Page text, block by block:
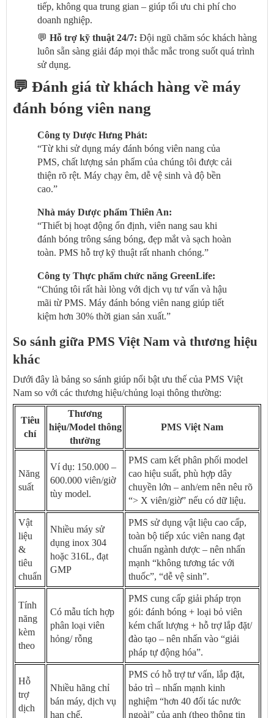
tiếp, không qua trung gian – giúp tối ưu chi phí cho
doanh nghiệp.
💬 Hỗ trợ kỹ thuật 24/7: Đội ngũ chăm sóc khách hàng
luôn sẵn sàng giải đáp mọi thắc mắc trong suốt quá trình
sử dụng.
💬 Đánh giá từ khách hàng về máy
đánh bóng viên nang
Công ty Dược Hưng Phát:
“Từ khi sử dụng máy đánh bóng viên nang của
PMS, chất lượng sản phẩm của chúng tôi được cải
thiện rõ rệt. Máy chạy êm, dễ vệ sinh và độ bền
cao.”
Nhà máy Dược phẩm Thiên An:
“Thiết bị hoạt động ổn định, viên nang sau khi
đánh bóng trông sáng bóng, đẹp mắt và sạch hoàn
toàn. PMS hỗ trợ kỹ thuật rất nhanh chóng.”
Công ty Thực phẩm chức năng GreenLife:
“Chúng tôi rất hài lòng với dịch vụ tư vấn và hậu
mãi từ PMS. Máy đánh bóng viên nang giúp tiết
kiệm hơn 30% thời gian sản xuất.”
So sánh giữa PMS Việt Nam và thương hiệu
khác
Dưới đây là bảng so sánh giúp nổi bật ưu thế của PMS Việt
Nam so với các thương hiệu/chủng loại thông thường:
Tiêu
chí
Thương
hiệu/Model thông
thường
PMS Việt Nam
Năng
suất
Ví dụ: 150.000 –
600.000 viên/giờ
tùy model.
PMS cam kết phân phối model
cao hiệu suất, phù hợp dây
chuyền lớn – anh/em nên nêu rõ
“> X viên/giờ” nếu có dữ liệu.
Vật
liệu
&
tiêu
chuẩn
Nhiều máy sử
dụng inox 304
hoặc 316L, đạt
GMP
PMS sử dụng vật liệu cao cấp,
toàn bộ tiếp xúc viên nang đạt
chuẩn ngành dược – nên nhấn
mạnh “không tương tác với
thuốc”, “dễ vệ sinh”.
Tính
năng
kèm
theo
Có mẫu tích hợp
phân loại viên
hỏng/ rỗng
PMS cung cấp giải pháp trọn
gói: đánh bóng + loại bỏ viên
kém chất lượng + hỗ trợ lắp đặt/
đào tạo – nên nhấn vào “giải
pháp tự động hóa”.
Hỗ
trợ
dịch
Nhiều hãng chỉ
bán máy, dịch vụ
hạn chế.
PMS có hỗ trợ tư vấn, lắp đặt,
bảo trì – nhấn mạnh kinh
nghiệm “hơn 40 đối tác nước
ngoài” của anh (theo thông tin